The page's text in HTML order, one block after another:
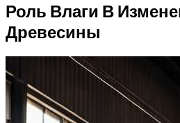
Роль Влаги В
Древесины